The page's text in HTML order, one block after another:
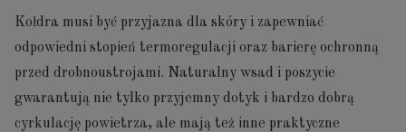
Kołdra musi być przyjazna dla skóry i zapewniać
odpowiedni stopień termoregulacji oraz barierę ochronną
przed drobnoustrojami. Naturalny wsad i poszycie
gwarantują nie tylko przyjemny dotyk i bardzo dobrą
cyrkulację powietrza, ale mają też inne praktyczne